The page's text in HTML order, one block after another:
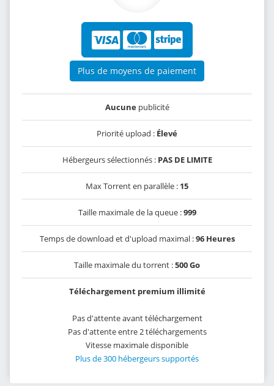
Plus de moyens de paiement
Aucunepublicité
Priorité upload : Élevé
Hébergeurs sélectionnés : PAS DE LIMITE
Max Torrent en parallèle : 15
Taille maximale de la queue :999
Temps de download et d'upload maximal :96 Heures
Taille maximale du torrent :500 Go
Téléchargement premium illimité
Pas d'attente avant téléchargement
Pas d'attente entre 2 téléchargements
Vitesse maximale disponible
Plus de 300 hébergeurs supportés